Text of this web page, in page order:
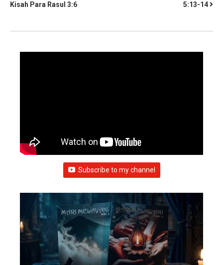
Kisah Para Rasul 3:6 5:13-14
Subscribe to my channel